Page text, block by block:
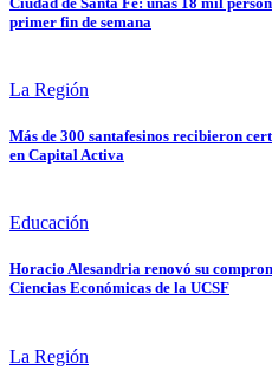
primer fin de semana
La Región
Más de 300 santafesinos recibieron
en Capital Activa
Educación
Horacio Alesandria renovó su
Ciencias Económicas de la UCSF
La Región